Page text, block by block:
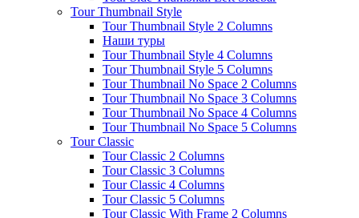
Tour Thumbnail Style
Tour Thumbnail Style 2 Columns
Наши туры
Tour Thumbnail Style 4 Columns
Tour Thumbnail Style 5 Columns
Tour Thumbnail No Space 2 Columns
Tour Thumbnail No Space 3 Columns
Tour Thumbnail No Space 4 Columns
Tour Thumbnail No Space 5 Columns
Tour Classic
Tour Classic 2 Columns
Tour Classic 3 Columns
Tour Classic 4 Columns
Tour Classic 5 Columns
Tour Classic With Frame 2 Columns